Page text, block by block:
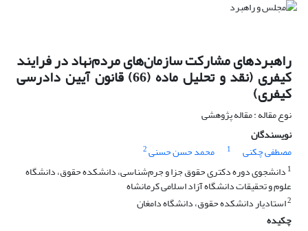
راهبردهای مشارکت سازمان‌های مردم‌نهاد در فرایند
کیفری (نقد و تحلیل ماده (66) قانون آیین دادرسی
کیفری)
نوع مقاله : مقاله پژوهشی
نویسندگان
مصطفی چکنی
1 محمد حسن حسنی2
1 دانشجوی دوره دکتری حقوق جزا و جرم‌شناسی، دانشکده حقوق، دانشگاه
علوم و تحقیقات دانشگاه آزاد اسلامی کرمانشاه
2استادیار دانشکده حقوق، دانشگاه دامغان
چکیده